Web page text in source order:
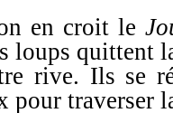
en croit le
loups quittent
rive. Ils se
pour traverser